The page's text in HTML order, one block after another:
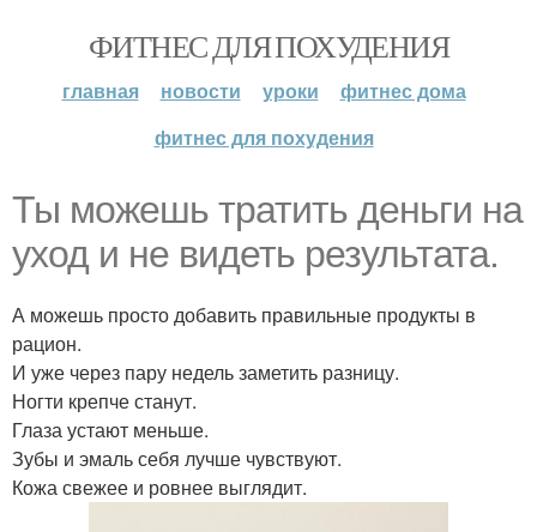
ФИТНЕС ДЛЯ ПОХУДЕНИЯ
главная новости уроки
фитнес дома
фитнес для похудения
Ты можешь тратить деньги на
уход и не видеть результата.
А можешь просто добавить правильные продукты в
рацион.
И уже через пару недель заметить разницу.
Ногти крепче станут.
Глаза устают меньше.
Зубы и эмаль себя лучше чувствуют.
Кожа свежее и ровнее выглядит.